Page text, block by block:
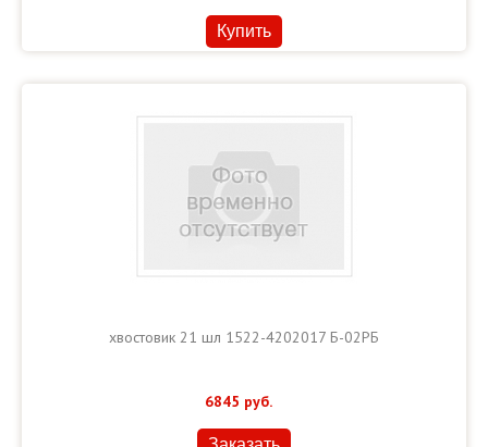
Купить
хвостовик 21 шл 1522-4202017 Б-02РБ
6845 руб.